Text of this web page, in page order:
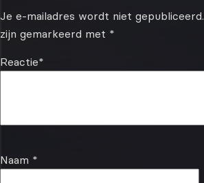
Je e-mailadres wordt niet gepubliceerd.
zijn gemarkeerd met *
Reactie*
Naam *